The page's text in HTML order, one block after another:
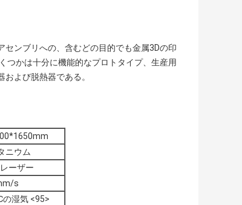
ンブリへの、含むどの目的でも金属3Dの印
つかは十分に機能的なプロトタイプ、生産用
よび脱熱器である。
ニウム
ーザー
s
湿気 <95>